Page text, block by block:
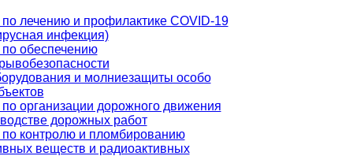
лечению и профилактике COVID-19
инфекция)
обеспечению
и молниезащиты особо
организации дорожного движения
дорожных работ
контролю и пломбированию
веществ и радиоактивных